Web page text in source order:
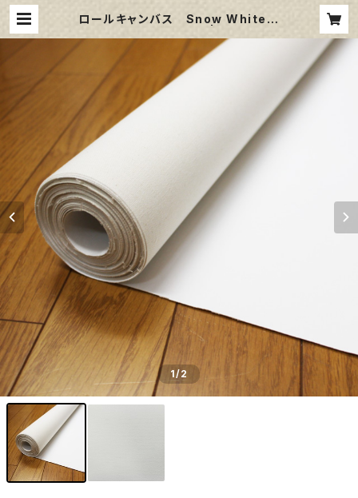
ロールキャンバス Snow White S
1/2